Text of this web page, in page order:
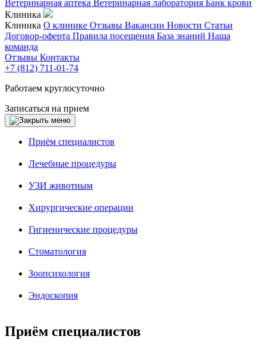
Ветеринарная аптека Ветеринарная лаборатория Банк крови
Клиника
Клиника О клинике Отзывы Вакансии Новости Статьи
Договор-оферта Правила посещения База знаний Наша
команда
Отзывы Контакты
+7 (812) 711-01-74
Работаем круглосуточно
Записаться на прием
Приём специалистов
Лечебные процедуры
УЗИ животным
Хирургические операции
Гигиенические процедуры
Стоматология
Зоопсихология
Эндоскопия
Приём специалистов